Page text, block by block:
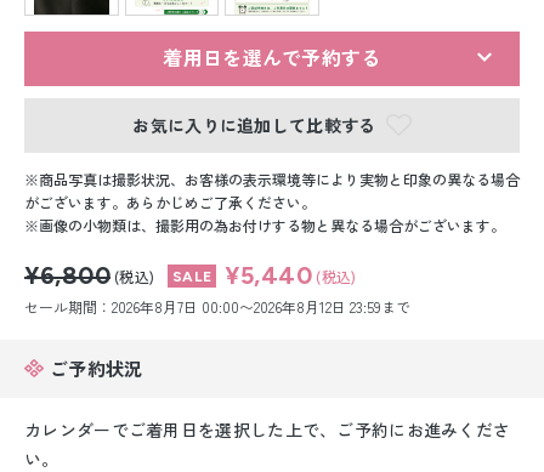
紋付袴レンタル
男性礼装レンタル
スーツレンタル
白無垢&紋付袴レンタル
引き振袖レンタル
小物販売品
着用日を選んで予約する
お気に入りに追加して比較する
商品写真は撮影状況、お客様の表示環境等により実物と印象の異なる場合
がございます。あらかじめご了承ください。
画像の小物類は、撮影用の為お付けする物と異なる場合がございます。
¥6,800 (税込) ¥5,440 (税込)
セール期間：2026年8月7日 00:00〜2026年8月12日 23:59まで
ご予約状況
カレンダーでご着用日を選択した上で、ご予約にお進みくださ
い。